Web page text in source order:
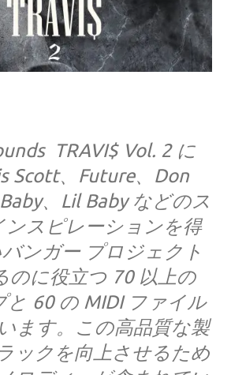
TRAVI$ Vol. 2 に
Scott、Future、Don
、Lil Baby などのス
ンスピレーションを得
ンガー プロジェクト
のに役立つ 70 以上の
と 60 の MIDI ファイル
ます。この高品質な製
ックを向上させるため